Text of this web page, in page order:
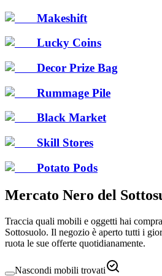
Makeshift
Lucky Coins
Decor Prize Bag
Rummage Pile
Black Market
Skill Stores
Potato Pods
Mercato Nero del
Traccia quali mobili e oggetti hai
Sottosuolo. Il negozio è aperto tutti i
ruota le sue offerte quotidianamente.
Nascondi mobili trovati